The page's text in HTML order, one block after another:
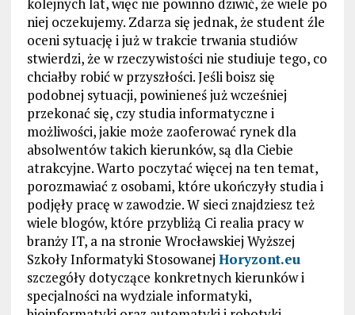
kolejnych lat, więc nie powinno dziwić, że wiele po
niej oczekujemy. Zdarza się jednak, że student źle
oceni sytuację i już w trakcie trwania studiów
stwierdzi, że w rzeczywistości nie studiuje tego, co
chciałby robić w przyszłości. Jeśli boisz się
podobnej sytuacji, powinieneś już wcześniej
przekonać się, czy studia informatyczne i
możliwości, jakie może zaoferować rynek dla
absolwentów takich kierunków, są dla Ciebie
atrakcyjne. Warto poczytać więcej na ten temat,
porozmawiać z osobami, które ukończyły studia i
podjęły pracę w zawodzie. W sieci znajdziesz też
wiele blogów, które przybliżą Ci realia pracy w
branży IT, a na stronie Wrocławskiej Wyższej
Szkoły Informatyki Stosowanej Horyzont.eu
szczegóły dotyczące konkretnych kierunków i
specjalności na wydziale informatyki,